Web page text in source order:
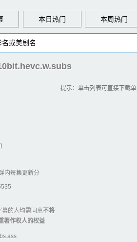
本日热门 本周热门
)
内每集更新分
幕的人均需同意不将
著作权人的权益
提示：单击列表可直接下载